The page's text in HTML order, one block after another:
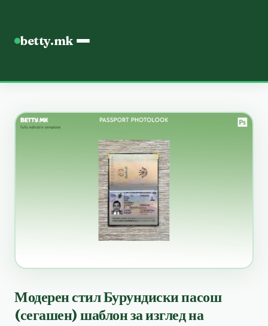
betty.mk
Модерен стил Бурундиски пасош
(сегашен) шаблон за изглед на